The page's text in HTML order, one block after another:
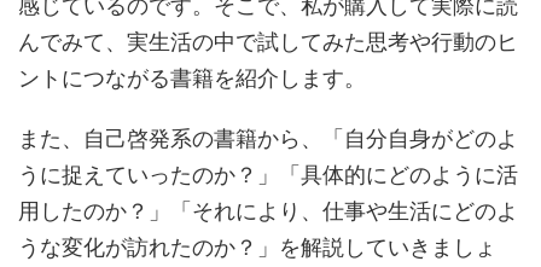
んでみて、実生活の中で試してみた思考や行動のヒ
ントにつながる書籍を紹介します。
また、自己啓発系の書籍から、「自分自身がどのよ
うに捉えていったのか？」「具体的にどのように活
用したのか？」「それにより、仕事や生活にどのよ
うな変化が訪れたのか？」を解説していきましょ